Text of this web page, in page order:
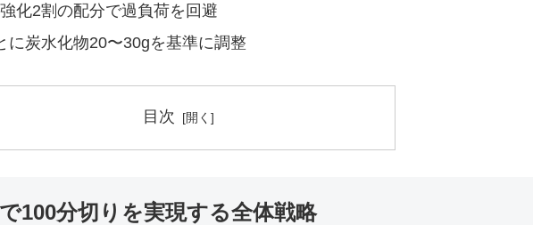
化2割の配分で過負荷を回避
に炭水化物20〜30gを基準に調整
目次
100分切りを実現する全体戦略